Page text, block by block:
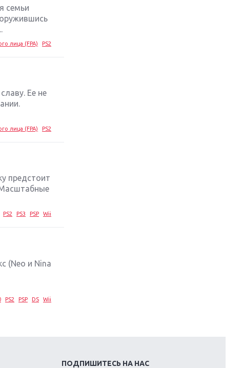
семьи
лица (FPA) PS2
Ее не
лица (FPA) PS2
предстоит
PS2 PS3 PSP Wii
(Neo и Nina
PS2 PSP DS Wii
ПОДПИШИТЕСЬ НА НАС